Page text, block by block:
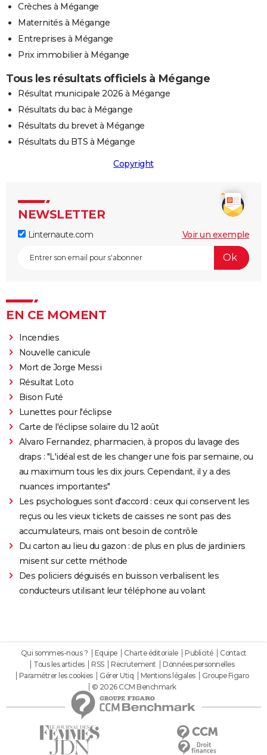
Crèches à Mégange
Maternités à Mégange
Entreprises à Mégange
Prix immobilier à Mégange
Tous les résultats officiels à Mégange
Résultat municipale 2026 à Mégange
Résultats du bac à Mégange
Résultats du brevet à Mégange
Résultats du BTS à Mégange
Copyright
NEWSLETTER
Linternaute.com Voir un exemple
EN CE MOMENT
Incendies
Nouvelle canicule
Mort de Jorge Messi
Résultat Loto
Bison Futé
Lunettes pour l'éclipse
Carte de l'éclipse solaire du 12 août
Alvaro Fernandez, pharmacien, à propos du lavage des
draps : "L'idéal est de les changer une fois par semaine, ou
au maximum tous les dix jours. Cependant, il y a des
nuances importantes"
Les psychologues sont d'accord : ceux qui conservent les
reçus ou les vieux tickets de caisses ne sont pas des
accumulateurs, mais ont besoin de contrôle
Du carton au lieu du gazon : de plus en plus de jardiniers
misent sur cette méthode
Des policiers déguisés en buisson verbalisent les
conducteurs utilisant leur téléphone au volant
Qui sommes-nous ? Equipe Charte éditoriale Publicité
Contact
Tous les articles
RSS Recrutement
Données personnelles
Paramétrer les cookies
Gérer Utiq Mentions légales
Groupe Figaro
© 2026 CCM Benchmark